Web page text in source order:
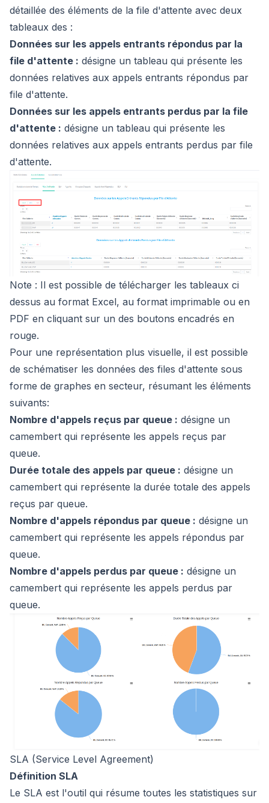
détaillée des éléments de la file d'attente avec deux
tableaux des :
Données sur les appels entrants répondus par la
file d'attente : désigne un tableau qui présente les
données relatives aux appels entrants répondus par
file d'attente.
Données sur les appels entrants perdus par la file
d'attente : désigne un tableau qui présente les
données relatives aux appels entrants perdus par file
d'attente.
Note : Il est possible de télécharger les tableaux ci
dessus au format Excel, au format imprimable ou en
PDF en cliquant sur un des boutons encadrés en
rouge.
Pour une représentation plus visuelle, il est possible
de schématiser les données des files d'attente sous
forme de graphes en secteur, résumant les éléments
suivants:
Nombre d'appels reçus par queue : désigne un
camembert qui représente les appels reçus par
queue.
Durée totale des appels par queue : désigne un
camembert qui représente la durée totale des appels
reçus par queue.
Nombre d'appels répondus par queue : désigne un
camembert qui représente les appels répondus par
queue.
Nombre d'appels perdus par queue : désigne un
camembert qui représente les appels perdus par
queue.
SLA (Service Level Agreement)
Définition SLA
Le SLA est l'outil qui résume toutes les statistiques sur